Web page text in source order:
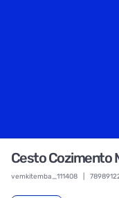
Cesto Cozimento
vemkitemba_111408